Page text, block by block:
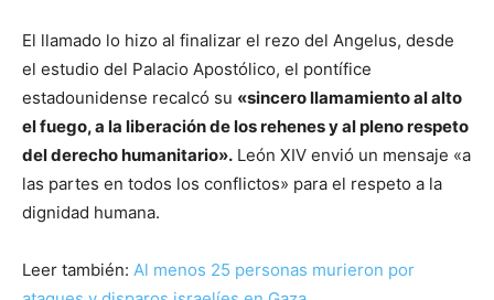
El llamado lo hizo al finalizar el rezo del Angelus, desde
el estudio del Palacio Apostólico, el pontífice
estadounidense recalcó su «sincero llamamiento al alto
el fuego, a la liberación de los rehenes y al pleno respeto
del derecho humanitario». León XIV envió un mensaje «a
las partes en todos los conflictos» para el respeto a la
dignidad humana.
Leer también: Al menos 25 personas murieron por